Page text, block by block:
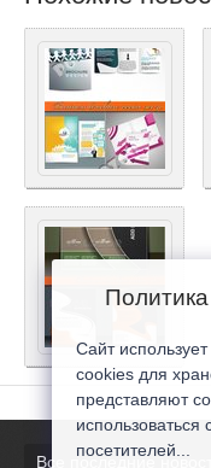
Все последние
Сайт
cookies для
представляют
посетителей...